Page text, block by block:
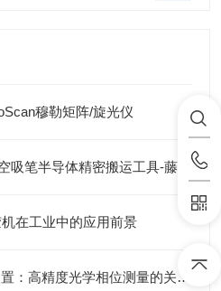
穆勒矩阵/旋光仪
在工业中的应用前景
KOBRA-WX位相差測定装置：高精度光学相位测量的关键技术解析